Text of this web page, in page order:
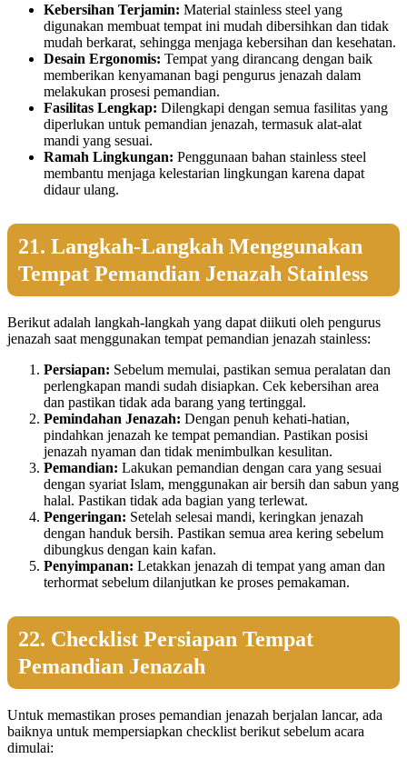
Kebersihan Terjamin: Material stainless steel yang
digunakan membuat tempat ini mudah dibersihkan dan tidak
mudah berkarat, sehingga menjaga kebersihan dan kesehatan.
Desain Ergonomis: Tempat yang dirancang dengan baik
memberikan kenyamanan bagi pengurus jenazah dalam
melakukan prosesi pemandian.
Fasilitas Lengkap: Dilengkapi dengan semua fasilitas yang
diperlukan untuk pemandian jenazah, termasuk alat-alat
mandi yang sesuai.
Ramah Lingkungan: Penggunaan bahan stainless steel
membantu menjaga kelestarian lingkungan karena dapat
didaur ulang.
21. Langkah-Langkah Menggunakan
Tempat Pemandian Jenazah Stainless
Berikut adalah langkah-langkah yang dapat diikuti oleh pengurus
jenazah saat menggunakan tempat pemandian jenazah stainless:
Persiapan: Sebelum memulai, pastikan semua peralatan dan
perlengkapan mandi sudah disiapkan. Cek kebersihan area
dan pastikan tidak ada barang yang tertinggal.
Pemindahan Jenazah: Dengan penuh kehati-hatian,
pindahkan jenazah ke tempat pemandian. Pastikan posisi
jenazah nyaman dan tidak menimbulkan kesulitan.
Pemandian: Lakukan pemandian dengan cara yang sesuai
dengan syariat Islam, menggunakan air bersih dan sabun yang
halal. Pastikan tidak ada bagian yang terlewat.
Pengeringan: Setelah selesai mandi, keringkan jenazah
dengan handuk bersih. Pastikan semua area kering sebelum
dibungkus dengan kain kafan.
Penyimpanan: Letakkan jenazah di tempat yang aman dan
terhormat sebelum dilanjutkan ke proses pemakaman.
22. Checklist Persiapan Tempat
Pemandian Jenazah
Untuk memastikan proses pemandian jenazah berjalan lancar, ada
baiknya untuk mempersiapkan checklist berikut sebelum acara
dimulai: